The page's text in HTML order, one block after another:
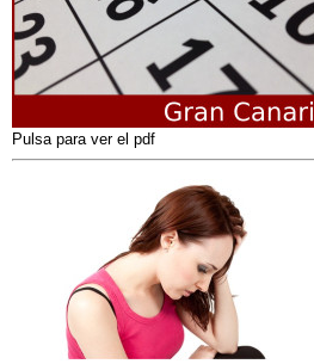
Pulsa para ver el pdf